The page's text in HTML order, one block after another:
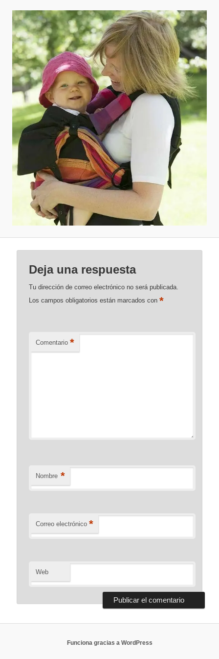
Deja una respuesta
Tu dirección de correo electrónico no será publicada.
Los campos obligatorios están marcados con*
Comentario *
Nombre *
Correo electrónico *
Web
Funciona gracias a WordPress